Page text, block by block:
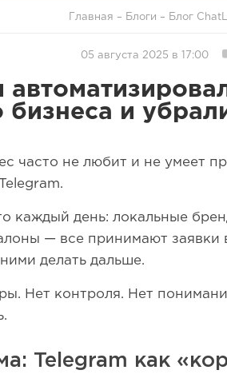
Главная – Блоги – Блог
05 августа 2025 в 17:00
бизнеса и
часто не любит и не умеет
каждый день: локальные
— все принимают заявки
делать дальше.
Нет контроля. Нет
Telegram как